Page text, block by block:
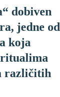
dobiven
jedne od
koja
ritualima
različitih